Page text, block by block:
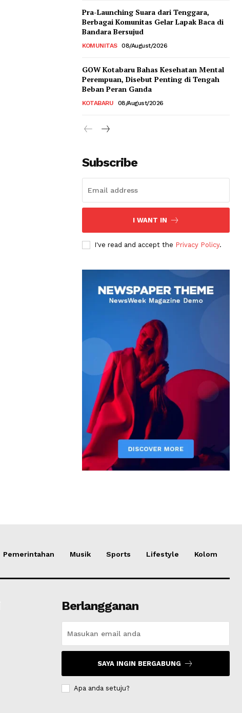
Pra-Launching Suara dari Tenggara,
Berbagai Komunitas Gelar Lapak Baca di
Bandara Bersujud
KOMUNITAS 08/August/2026
GOW Kotabaru Bahas Kesehatan Mental
Perempuan, Disebut Penting di Tengah
Beban Peran Ganda
KOTABARU 08/August/2026
Subscribe
I WANT IN
I've read and accept the Privacy Policy.
Pemerintahan Musik Sports Lifestyle Kolom
Berlangganan
SAYA INGIN BERGABUNG
Apa anda setuju?